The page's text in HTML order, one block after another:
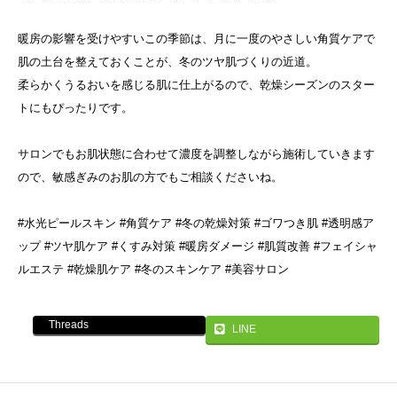
暖房の影響を受けやすいこの季節は、月に一度のやさしい角質ケアで
肌の土台を整えておくことが、冬のツヤ肌づくりの近道。
柔らかくうるおいを感じる肌に仕上がるので、乾燥シーズンのスター
トにもぴったりです。
サロンでもお肌状態に合わせて濃度を調整しながら施術していきます
ので、敏感ぎみのお肌の方でもご相談くださいね。
#水光ピールスキン #角質ケア #冬の乾燥対策 #ゴワつき肌 #透明感ア
ップ #ツヤ肌ケア #くすみ対策 #暖房ダメージ #肌質改善 #フェイシャ
ルエステ #乾燥肌ケア #冬のスキンケア #美容サロン
Threads LINE